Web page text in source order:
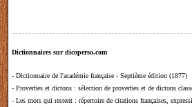
Dictionnaires sur dicoperso.com
- Dictionnaire de l'académie française - Septième édition (1877)
- Proverbes et dictons : sélection de proverbes et de dictons
- Les mots qui restent : répertoire de citations françaises,